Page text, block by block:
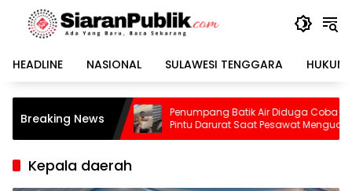
Langsung
konten
HEADLINE
NASIONAL SULAWESI TENGGARA HUKUM
Breaking NewsPenumpang Batik Air Diduga Coba Buka
Pintu Darurat Saat Pesawat Mengudara,
Kepanikan Pecah di Dalam Kabin
Pilu,
Kepala daerah